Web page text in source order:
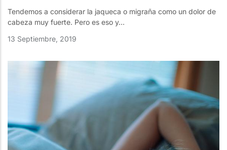
Tendemos a considerar la jaqueca o migraña como un dolor de
cabeza muy fuerte. Pero es eso y...
13 Septiembre, 2019